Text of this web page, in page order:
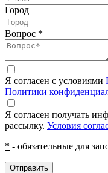
Город
Вопрос *
Я согласен с условиями
Политики
Я согласен получать
рассылку. Условия
* - обязательные для
Отправить